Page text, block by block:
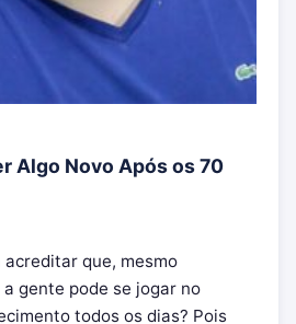
Algo Novo Após os 70
acreditar que, mesmo
gente pode se jogar no
todos os dias? Pois